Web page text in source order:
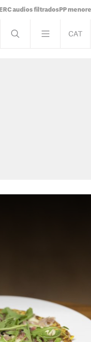
ERC audios filtrados PP